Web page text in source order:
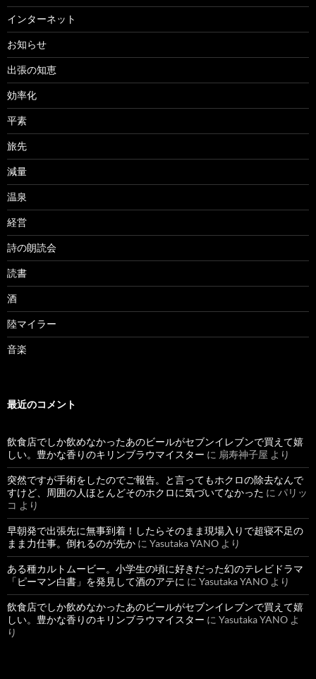
インターネット
お知らせ
出張の知恵
効率化
平素
旅先
減量
温泉
経営
詩の朗読会
読書
酒
陸マイラー
音楽
最近のコメント
飲食店でしか飲めなかったあのビールがセブンイレブンで買えて嬉
しい。豊かな香りのキリンブラウマイスター に 扇寿神子屋 より
突然ですが手術をしたのでご報告。と言ってもホクロの除去なんで
すけど、周囲の人ほとんどそのホクロに気づいてなかった に パリッ
コ より
早朝発で出張先に無事到着！したらそのまま現場入りで超寝不足の
まま力仕事。倒れるのが先か に Yasutaka YANO より
ある種カルトムービー。小学生の頃に好きだった幻のテレビドラマ
「ピーマン白書」を発見して酒のアテに に Yasutaka YANO より
飲食店でしか飲めなかったあのビールがセブンイレブンで買えて嬉
しい。豊かな香りのキリンブラウマイスター に Yasutaka YANO よ
り